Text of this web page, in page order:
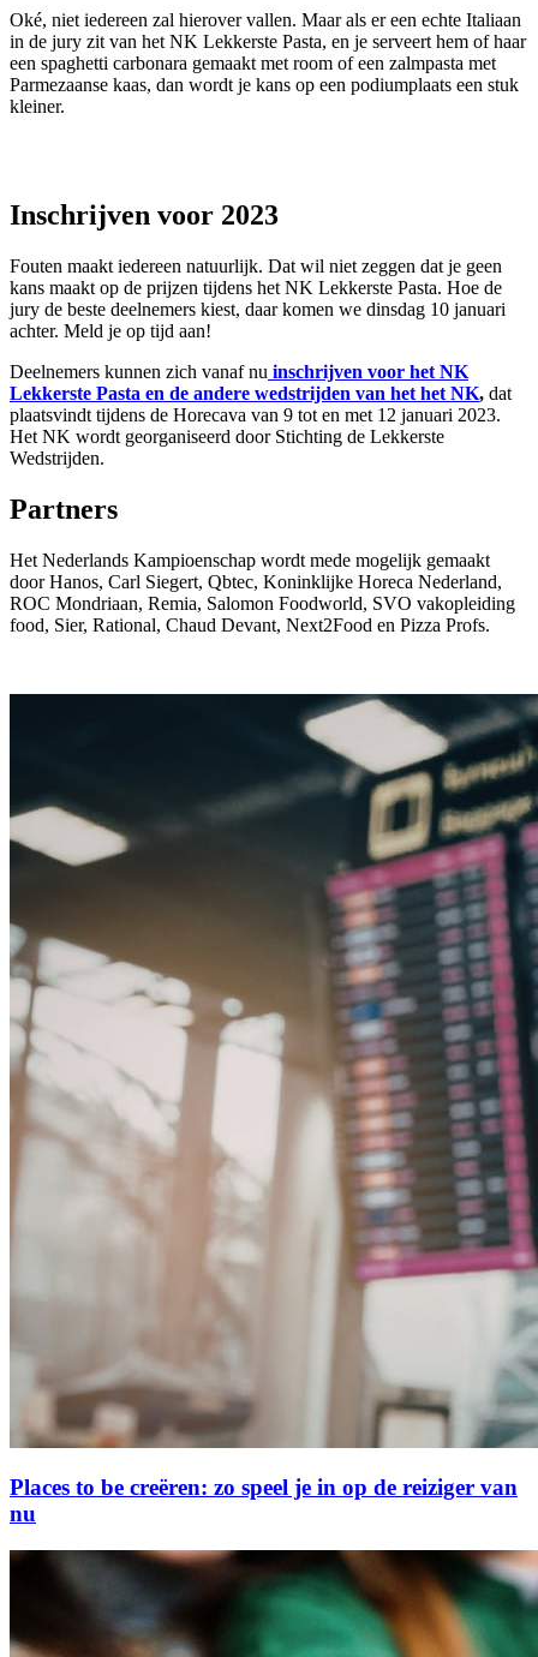
Oké, niet iedereen zal hierover vallen. Maar als er een echte Italiaan
in de jury zit van het NK Lekkerste Pasta, en je serveert hem of haar
een spaghetti carbonara gemaakt met room of een zalmpasta met
Parmezaanse kaas, dan wordt je kans op een podiumplaats een stuk
kleiner.
Inschrijven voor 2023
Fouten maakt iedereen natuurlijk. Dat wil niet zeggen dat je geen
kans maakt op de prijzen tijdens het NK Lekkerste Pasta. Hoe de
jury de beste deelnemers kiest, daar komen we dinsdag 10 januari
achter. Meld je op tijd aan!
Deelnemers kunnen zich vanaf nu inschrijven voor het NK
Lekkerste Pasta en de andere wedstrijden van het het NK, dat
plaatsvindt tijdens de Horecava van 9 tot en met 12 januari 2023.
Het NK wordt georganiseerd door Stichting de Lekkerste
Wedstrijden.
Partners
Het Nederlands Kampioenschap wordt mede mogelijk gemaakt
door Hanos, Carl Siegert, Qbtec, Koninklijke Horeca Nederland,
ROC Mondriaan, Remia, Salomon Foodworld, SVO vakopleiding
food, Sier, Rational, Chaud Devant, Next2Food en Pizza Profs.
Places to be creëren: zo speel je in op de reiziger van
nu